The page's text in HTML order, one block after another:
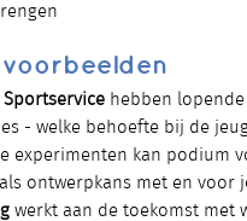
Sportservicehebben lopende
- welke behoefte bij de
experimenten kan podium
ontwerpkans met en voor
werkt aan de toekomst met